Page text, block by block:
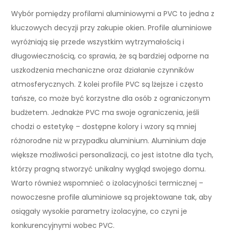
Wybór pomiędzy profilami aluminiowymi a PVC to jedna z
kluczowych decyzji przy zakupie okien. Profile aluminiowe
wyróżniają się przede wszystkim wytrzymałością i
długowiecznością, co sprawia, że są bardziej odporne na
uszkodzenia mechaniczne oraz działanie czynników
atmosferycznych. Z kolei profile PVC są lżejsze i często
tańsze, co może być korzystne dla osób z ograniczonym
budżetem. Jednakże PVC ma swoje ograniczenia, jeśli
chodzi o estetykę – dostępne kolory i wzory są mniej
różnorodne niż w przypadku aluminium. Aluminium daje
większe możliwości personalizacji, co jest istotne dla tych,
którzy pragną stworzyć unikalny wygląd swojego domu.
Warto również wspomnieć o izolacyjności termicznej –
nowoczesne profile aluminiowe są projektowane tak, aby
osiągały wysokie parametry izolacyjne, co czyni je
konkurencyjnymi wobec PVC.